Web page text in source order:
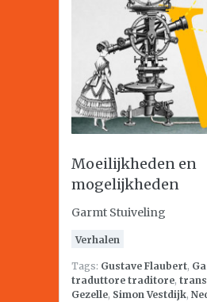
Moeilijkheden en
mogelijkheden
Garmt Stuiveling
Verhalen
Tags: Gustave Flaubert,
traduttore traditore,
Gezelle, Simon Vestdijk,